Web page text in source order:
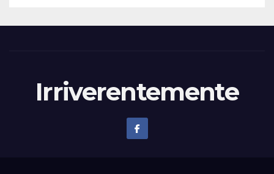
Irriverentemente